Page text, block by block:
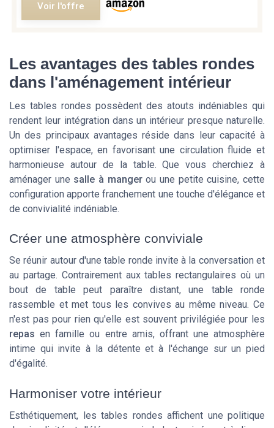
Voir l'offre
Les avantages des tables rondes
dans l'aménagement intérieur
Les tables rondes possèdent des atouts indéniables qui
rendent leur intégration dans un intérieur presque naturelle.
Un des principaux avantages réside dans leur capacité à
optimiser l'espace, en favorisant une circulation fluide et
harmonieuse autour de la table. Que vous cherchiez à
aménager une salle à mangerou une petite cuisine, cette
configuration apporte franchement une touche d'élégance et
de convivialité indéniable.
Créer une atmosphère conviviale
Se réunir autour d'une table ronde invite à la conversation et
au partage. Contrairement aux tables rectangulaires où un
bout de table peut paraître distant, une table ronde
rassemble et met tous les convives au même niveau. Ce
n'est pas pour rien qu'elle est souvent privilégiée pour les
repas en famille ou entre amis, offrant une atmosphère
intime qui invite à la détente et à l'échange sur un pied
d'égalité.
Harmoniser votre intérieur
Esthétiquement, les tables rondes affichent une politique